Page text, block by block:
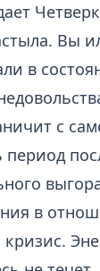
Вы
в
с
в